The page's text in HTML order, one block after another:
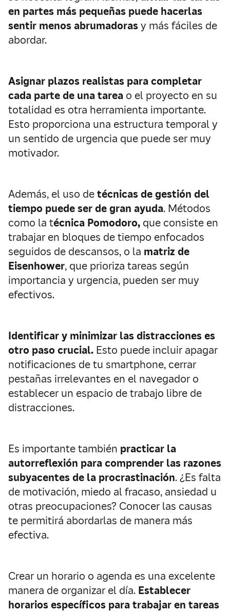
en partes más pequeñas puede hacerlas
sentir menos abrumadorasy más fáciles de
abordar.
Asignar plazos realistas para completar
cada parte de una tarea o el proyecto en su
totalidad es otra herramienta importante.
Esto proporciona una estructura temporal y
un sentido de urgencia que puede ser muy
motivador.
Además, el uso detécnicas de gestión del
tiempo puede ser de gran ayuda. Métodos
como la técnica Pomodoro, que consiste en
trabajar en bloques de tiempo enfocados
seguidos de descansos, o la matriz de
Eisenhower, que prioriza tareas según
importancia y urgencia, pueden ser muy
efectivos.
Identificar y minimizar las distracciones es
otro paso crucial. Esto puede incluir apagar
notificaciones de tu smartphone, cerrar
pestañas irrelevantes en el navegador o
establecer un espacio de trabajo libre de
distracciones.
Es importante también practicar la
autorreflexión para comprender las razones
subyacentes de la procrastinación. ¿Es falta
de motivación, miedo al fracaso, ansiedad u
otras preocupaciones? Conocer las causas
te permitirá abordarlas de manera más
efectiva.
Crear un horario o agenda es una excelente
manera de organizar el día. Establecer
horarios específicos para trabajar en tareas